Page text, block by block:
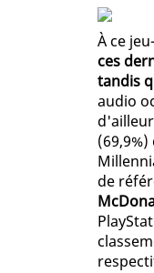
À ce
ces
tandis
audio
de